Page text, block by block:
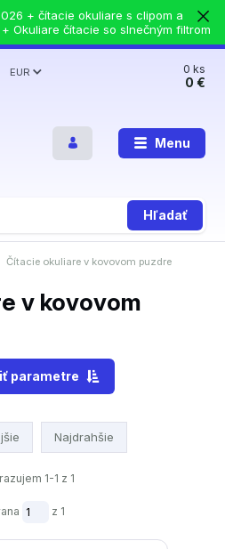
+ čítacie okuliare s clipom a
Okuliare čítacie so slnečným filtrom
Menu
EUR
Hľadať
0ks
0 €
Čítacie okuliare v kovovom puzdre
v kovovom
parametre
Najdrahšie
1-1 z 1
z 1